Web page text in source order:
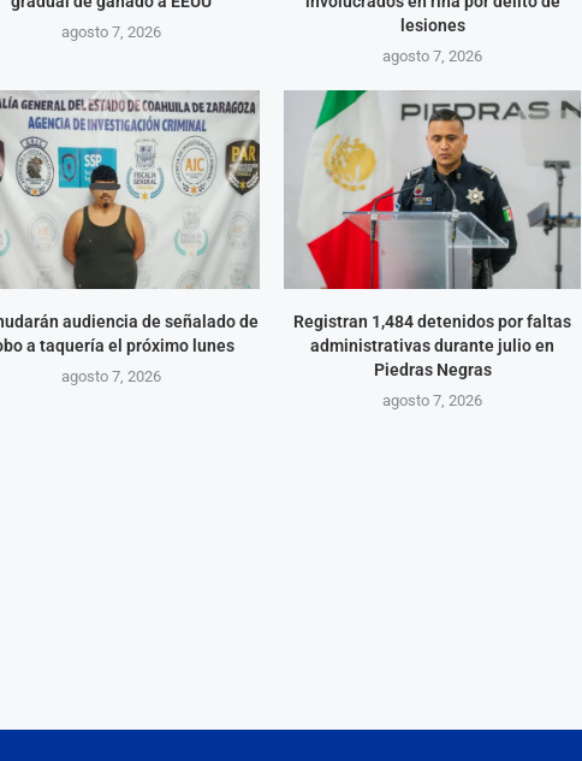
agosto 7, 2026
lesiones
agosto 7, 2026
audiencia de señalado de
a taquería el próximo lunes
agosto 7, 2026
Registran 1,484 detenidos por faltas
administrativas durante julio en
Piedras Negras
agosto 7, 2026